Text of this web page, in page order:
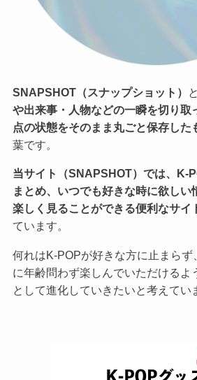
SNAPSHOT（スナップショット）
や出来事・人物などの一瞬を切り取
点の状態をそのまま丸ごと保存した
葉です。
当サイト（SNAPSHOT）では、K-
まとめ、いつでも好きな時に欲しい
楽しく見ることができる便利なサイ
ています。
何れはK-POPが好きな方に止まらず
に年齢問わず楽しんでいただけるよ
として進化していきたいと考えてい